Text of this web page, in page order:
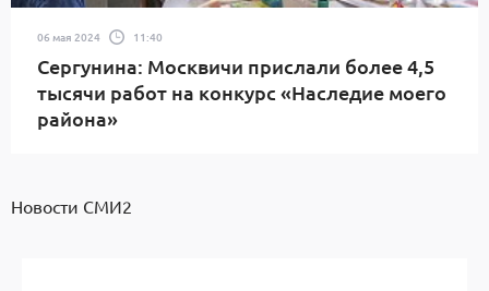
06 мая 2024 11:40
Сергунина: Москвичи прислали более 4,5
тысячи работ на конкурс «Наследие моего
района»
Новости СМИ2